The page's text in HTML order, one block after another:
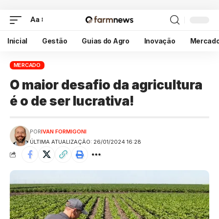
Aa
Inicial Gestão Guias do Agro Inovação
MERCADO
O maior desafio da agricultura
é o de ser lucrativa!
ÚLTIMA ATUALIZAÇÃO: 26/01/2024 16:28
PORIVAN FORMIGONI